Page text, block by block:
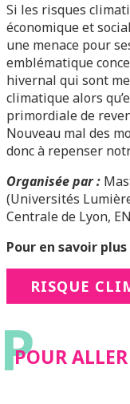
Si les risques
économique et
une menace pour
emblématique
hivernal qui sont
climatique alors
primordiale de
Nouveau mal des
donc à repenser
Organisée par :
(Universités
Centrale de Lyon,
Pour en savoir plus
RISQUE
P
POUR